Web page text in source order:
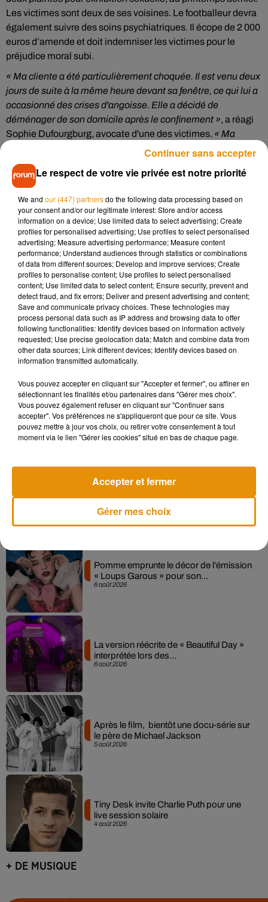
Les victimes sont deux de ses voisines. Le footballeur devra
également suivre des soins psychiatriques. Il écope de 2 000
euros d’amende et doit indemniser les victimes pour le
préjudice moral subi.
« Ma cliente a été particulièrement choquée. Il est venu deux
jours de suite à la même heure devant sa fenêtre, ce qui lui a
occasionné des crises d'angoisse. Elle a décidé de
déménager de son domicile après le confinement », a réagi
Sophie Dufourgburg, avocate d'une des victimes. « Ma
cliente est encore terrorisée à l'idée de le revoir. Elle travaille
dans une brasserie du centre-ville et avait été tétanisée,
contrainte d'arrêter son service, lorsqu'elle l'avait croisé », a
déclaré de son côté Philippe Goupille, avocat de la seconde
victime.
Hier, un autre joueur du SCO Angers, Stéphane Bahoken,
avait déjà été condamné à quatre mois de prison avec sursis
pour violences, insultes et menaces de mort à l'encontre de
son ex-compagne, ainsi qu'à trois mois avec sursis pour un
délit routier.
(avec AFP)
Musique
7 août 2026
Madonna sort enfin le remix de « Love
Sensation » avec Kylie Minogue
Angèle et Amélie Lens dévoilent leur
collaboration tant attendue
6 août 2026
Pomme emprunte le décor de l’émission
« Loups Garous » pour son...
6 août 2026
La version réécrite de « Beautiful Day »
interprétée lors des...
5 août 2026
Après le film, bientôt une docu-série sur
le père de Michael Jackson
4 août 2026
Tiny Desk invite Charlie Puth pour une
live session solaire
+ DE MUSIQUE
Le respect de votre vie privée est notre priorité
We and our (447) partnersdo the following data processing based on
your consent and/or our legitimate interest: Store and/or access
information on a device; Use limited data to select advertising; Create
profiles for personalised advertising; Use profiles to select personalised
advertising; Measure advertising performance; Measure content
performance; Understand audiences through statistics or combinations
of data from different sources; Develop and improve services; Create
profiles to personalise content; Use profiles to select personalised
content; Use limited data to select content; Ensure security, prevent and
detect fraud, and fix errors; Deliver and present advertising and content;
Save and communicate privacy choices. These technologies may
process personal data such as IP address and browsing data to offer
following functionalities: Identify devices based on information actively
requested; Use precise geolocation data; Match and combine data from
other data sources; Link different devices; Identify devices based on
information transmitted automatically.
Vous pouvez accepter en cliquant sur "Accepter et fermer", ou affiner en
sélectionnant les finalités et/ou partenaires dans "Gérer mes choix".
Vous pouvez également refuser en cliquant sur "Continuer sans
accepter". Vos préférences ne s'appliqueront que pour ce site. Vous
pouvez mettre à jour vos choix, ou retirer votre consentement à tout
moment via le lien "Gérer les cookies" situé en bas de chaque page.
Gérer mes choix
Accepter et fermer
Continuer sans accepter